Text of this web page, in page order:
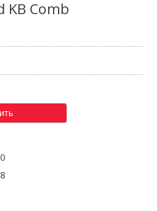
KB Comb